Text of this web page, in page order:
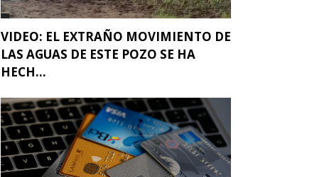
VIDEO: EL EXTRAÑO MOVIMIENTO DE
LAS AGUAS DE ESTE POZO SE HA
HECH...